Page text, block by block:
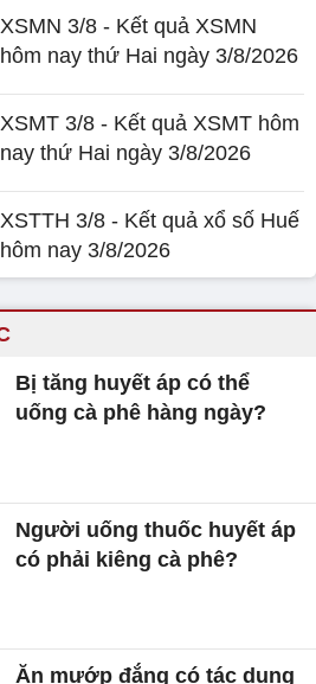
XSMN 3/8 - Kết quả XSMN
hôm nay thứ Hai ngày 3/8/2026
XSMT 3/8 - Kết quả XSMT hôm
nay thứ Hai ngày 3/8/2026
XSTTH 3/8 - Kết quả xổ số Huế
hôm nay 3/8/2026
Bị tăng huyết áp có thể
uống cà phê hàng ngày?
Người uống thuốc huyết áp
có phải kiêng cà phê?
Ăn mướp đắng có tác dụng